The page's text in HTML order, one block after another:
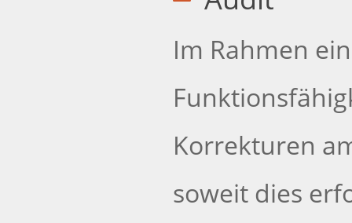
Im Rahmen
Korrekturen
soweit dies